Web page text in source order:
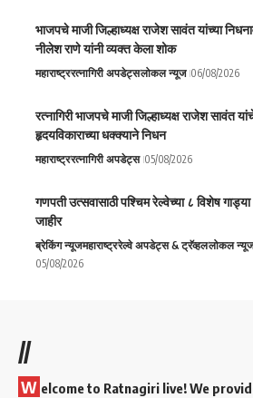
भाजपचे माजी जिल्हाध्यक्ष राजेश सावंत यांच्या
नीलेश राणे यांनी व्यक्त केला शोक
महाराष्ट्ररत्नागिरी अपडेट्सलोकल न्यूज 06/08/2026
रत्नागिरी भाजपचे माजी जिल्हाध्यक्ष राजेश सावंत
हृदयविकाराच्या धक्क्याने निधन
महाराष्ट्ररत्नागिरी अपडेट्स 05/08/2026
गणपती उत्सवासाठी पश्चिम रेल्वेच्या ८ विशेष गाड्या
जाहीर
ब्रेकिंग न्यूजमहाराष्ट्ररेल्वे अपडेट्स & ट्रॅव्हललोकल न्यूज
05/08/2026
//
W elcome to Ratnagiri live! We